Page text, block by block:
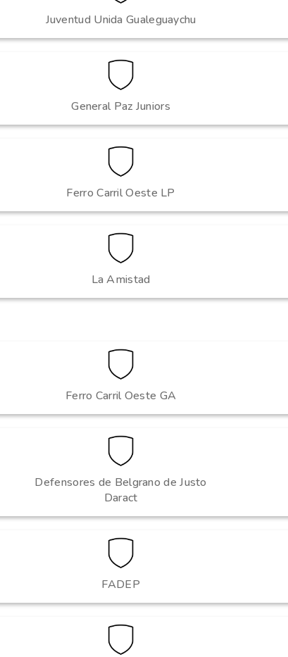
Juventud Unida Gualeguaychu
General Paz Juniors
Ferro Carril Oeste LP
La Amistad
Ferro Carril Oeste GA
Defensores de Belgrano de Justo
Daract
FADEP